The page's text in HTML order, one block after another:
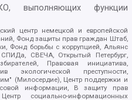
выполняющих функции
центр немецкой и европейской
Фонд защиты прав граждан Штаб,
Фонд борьбы с коррупцией, Альянс
СВЕЧА, Открытый Петербург,
Правовая инициатива,
экологической преступности,
(Милосердие), Центр поддержки и
информации, В защиту прав
социально-информационных